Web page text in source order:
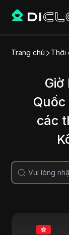
Trang chủ Thời
các